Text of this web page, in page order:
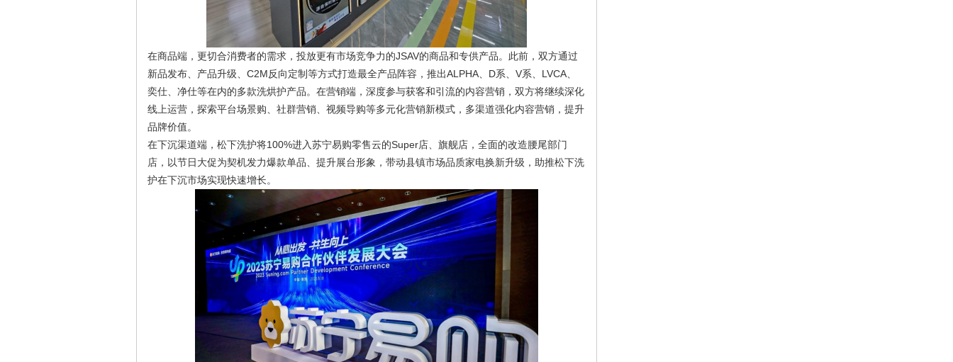
在商品端，更切合消费者的需求，投放更有市场竞争力的JSAV的商品和专供产品。此前，双方通过
新品发布、产品升级、C2M反向定制等方式打造最全产品阵容，推出ALPHA、D系、V系、LVCA、
奕仕、净仕等在内的多款洗烘护产品。在营销端，深度参与获客和引流的内容营销，双方将继续深化
线上运营，探索平台场景购、社群营销、视频导购等多元化营销新模式，多渠道强化内容营销，提升
品牌价值。
在下沉渠道端，松下洗护将100%进入苏宁易购零售云的Super店、旗舰店，全面的改造腰尾部门
店，以节日大促为契机发力爆款单品、提升展台形象，带动县镇市场品质家电换新升级，助推松下洗
护在下沉市场实现快速增长。